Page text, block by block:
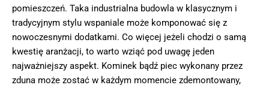
pomieszczeń. Taka industrialna budowla w klasycznym i
tradycyjnym stylu wspaniale może komponować się z
nowoczesnymi dodatkami. Co więcej jeżeli chodzi o samą
kwestię aranżacji, to warto wziąć pod uwagę jeden
najważniejszy aspekt. Kominek bądź piec wykonany przez
zduna może zostać w każdym momencie zdemontowany,